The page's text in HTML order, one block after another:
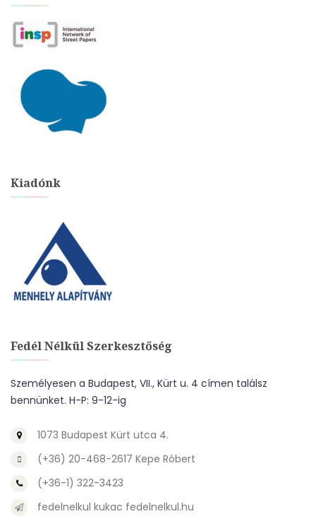
Kiadónk
Fedél Nélkül Szerkesztőség
Személyesen a Budapest, VII., Kürt u. 4 címen találsz
bennünket. H-P: 9-12-ig
1073 Budapest Kürt utca 4.
(+36) 20-468-2617 Kepe Róbert
(+36-1) 322-3423
fedelnelkul kukac fedelnelkul.hu